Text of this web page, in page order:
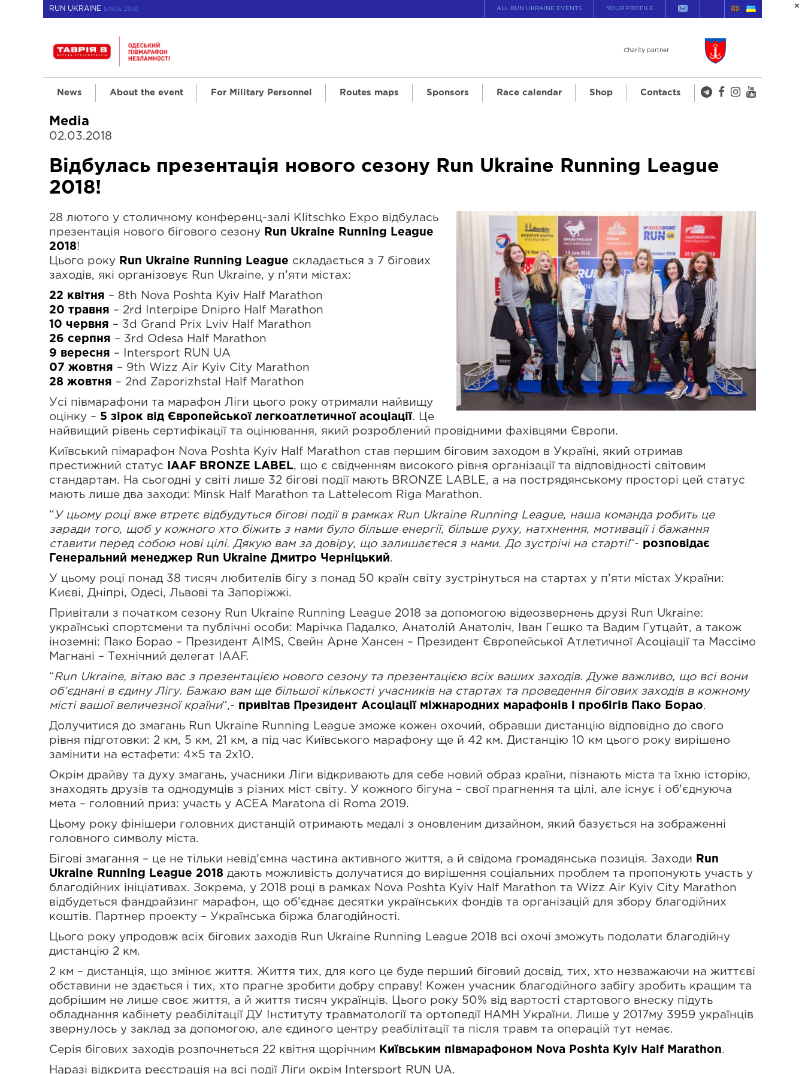
RUN UKRAINE SINCE 2010 ALL RUN UKRAINE EVENTS YOUR PROFILE
Charity partner
News About the event For Military Personnel Routes maps Sponsors Race calendar Shop Contacts
Media
02.03.2018
Відбулась презентація нового сезону Run Ukraine Running League
2018!
28 лютого у столичному конференц-залі Klitschko Expo відбулась
презентація нового бігового сезону Run Ukraine Running League
2018!
Цього року Run Ukraine Running League складається з 7 бігових
заходів, які організовує Run Ukraine, у п’яти містах:
22 квітня – 8th Nova Poshta Kyiv Half Marathon
20 травня – 2rd Interpipe Dnipro Half Marathon
10 червня – 3d Grand Prix Lviv Half Marathon
26 серпня – 3rd Odesa Half Marathon
9 вересня – Intersport RUN UA
07 жовтня – 9th Wizz Air Kyiv City Marathon
28 жовтня – 2nd Zaporizhstal Half Marathon
Усі півмарафони та марафон Ліги цього року отримали найвищу
оцінку – 5 зірок від Європейської легкоатлетичної асоціації. Це
найвищий рівень сертифікації та оцінювання, який розроблений провідними фахівцями Європи.
Київський пімарафон Nova Poshta Kyiv Half Marathon став першим біговим заходом в Україні, який отримав
престижний статус IAAF BRONZE LABEL, що є свідченням високого рівня організації та відповідності світовим
стандартам. На сьогодні у світі лише 32 бігові події мають BRONZE LABLE, а на пострядянському просторі цей статус
мають лише два заходи: Minsk Half Marathon та Lattelecom Riga Marathon.
“У цьому році вже втретє відбудуться бігові події в рамках Run Ukraine Running League, наша команда робить це
заради того, щоб у кожного хто біжить з нами було більше енергії, більше руху, натхнення, мотивації і бажання
ставити перед собою нові цілі. Дякую вам за довіру, що залишаєтеся з нами. До зустрічі на старті!“- розповідає
Генеральний менеджер Run Ukraine Дмитро Черніцький.
У цьому році понад 38 тисяч любителів бігу з понад 50 країн світу зустрінуться на стартах у п’яти містах України:
Києві, Дніпрі, Одесі, Львові та Запоріжжі.
Привітали з початком сезону Run Ukraine Running League 2018 за допомогою відеозвернень друзі Run Ukraine:
українські спортсмени та публічні особи: Марічка Падалко, Анатолій Анатоліч, Іван Гешко та Вадим Гутцайт, а також
іноземні: Пако Борао – Президент AIMS, Cвейн Арне Хансен – Президент Європейської Атлетичної Асоціації та Массімо
Магнані – Технічний делегат IААF.
“Run Ukraine, вітаю вас з презентацією нового сезону та презентацією всіх ваших заходів. Дуже важливо, що всі вони
об’єднані в єдину Лігу. Бажаю вам ще більшої кількості учасників на стартах та проведення бігових заходів в кожному
місті вашої величезної країни“,- привітав Президент Асоціації міжнародних марафонів і пробігів Пако Борао.
Долучитися до змагань Run Ukraine Running League зможе кожен охочий, обравши дистанцію відповідно до свого
рівня підготовки: 2 км, 5 км, 21 км, а під час Київського марафону ще й 42 км. Дистанцію 10 км цього року вирішено
замінити на естафети: 4×5 та 2х10.
Окрім драйву та духу змагань, учасники Ліги відкривають для себе новий образ країни, пізнають міста та їхню історію,
знаходять друзів та однодумців з різних міст світу. У кожного бігуна – свої прагнення та цілі, але існує і об’єднуюча
мета – головний приз: участь у ACEA Maratona di Roma 2019.
Цьому року фінішери головних дистанцій отримають медалі з оновленим дизайном, який базується на зображенні
головного символу міста.
Бігові змагання – це не тільки невід’ємна частина активного життя, а й свідома громадянська позиція. Заходи
Run
Ukraine Running League 2018 дають можливість долучатися до вирішення соціальних проблем та пропонують участь у
благодійних ініціативах. Зокрема, у 2018 році в рамках Nova Poshta Kyiv Half Marathon та Wizz Air Kyiv City Marathon
відбудеться фандрайзинг марафон, що об’єднає десятки українських фондів та організацій для збору благодійних
коштів. Партнер проекту – Українська біржа благодійності.
Цього року упродовж всіх бігових заходів Run Ukraine Running League 2018 всі охочі зможуть подолати благодійну
дистанцію 2 км.
2 км – дистанція, що змінює життя. Життя тих, для кого це буде перший біговий досвід, тих, хто незважаючи на життєві
обставини не здається і тих, хто прагне зробити добру справу! Кожен учасник благодійного забігу зробить кращим та
добрішим не лише своє життя, а й життя тисяч українців. Цього року 50% від вартості стартового внеску підуть
обладнання кабінету реабілітації ДУ Інституту травматології та ортопедії НАМН України. Лише у 2017му 3959 українців
звернулось у заклад за допомогою, але єдиного центру реабілітації та після травм та операцій тут немає.
Серія бігових заходів розпочнеться 22 квітня щорічним
Київським півмарафоном Nova Poshta Kyiv Half Marathon.
Наразі відкрита реєстрація на всі події Ліги окрім Intersport RUN UA.